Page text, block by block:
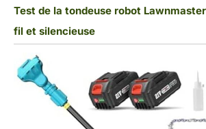
Test de la tondeuse robot
fil et silencieuse